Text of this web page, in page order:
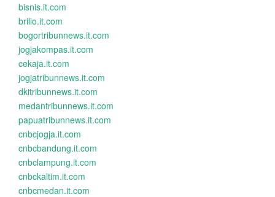
bisnis.it.com
brilio.it.com
bogortribunnews.it.com
jogjakompas.it.com
cekaja.it.com
jogjatribunnews.it.com
dkitribunnews.it.com
medantribunnews.it.com
papuatribunnews.it.com
cnbcjogja.it.com
cnbcbandung.it.com
cnbclampung.it.com
cnbckaltim.it.com
cnbcmedan.it.com